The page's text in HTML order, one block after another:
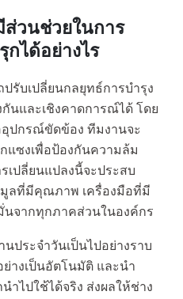
วนช่วยในการ
กได้อย่างไร
รับเปลี่ยนกลยุทธ์การบำรุง
กันและเชิงคาดการณ์ได้ โดย
ปกรณ์ขัดข้อง ทีมงานจะ
แซงเพื่อป้องกันความล้ม
เปลี่ยนแปลงนี้จะประสบ
มูลที่มีคุณภาพ เครื่องมือที่มี
จากทุกภาคส่วนในองค์กร
ประจำวันเป็นไปอย่างราบ
างเป็นอัตโนมัติ และนำ
ำไปใช้ได้จริง ส่งผลให้ช่าง